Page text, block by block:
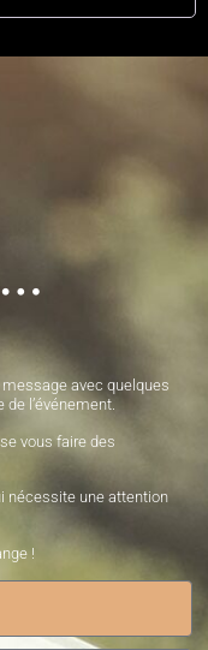
avec quelques
l’événement.
vous faire des
nécessite une attention
!